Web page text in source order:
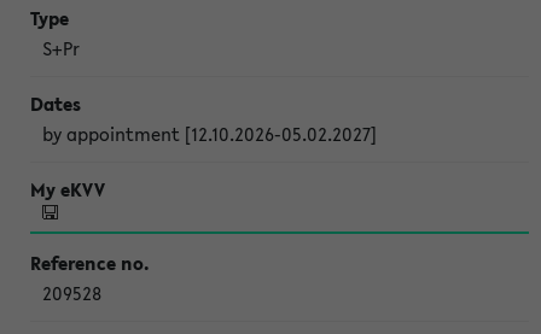
S+Pr
by appointment [12.10.2026-05.02.2027]
209528